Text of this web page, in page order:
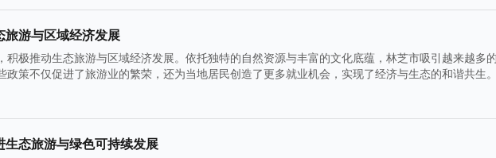
旅游与区域经济发展
积极推动生态旅游与区域经济发展。依托独特的自然资源与丰富的文化底蕴，林芝市吸引越来越多
策不仅促进了旅游业的繁荣，还为当地居民创造了更多就业机会，实现了经济与生态的和谐共生。
态旅游与绿色可持续发展